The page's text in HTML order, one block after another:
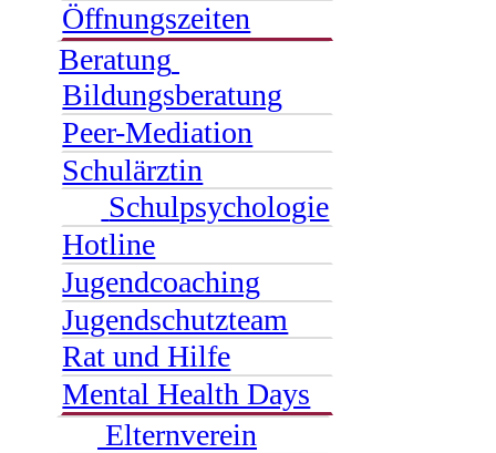
Öffnungszeiten
Beratung
Bildungsberatung
Peer-Mediation
Schulärztin
Schulpsychologie
Hotline
Jugendcoaching
Jugendschutzteam
Rat und Hilfe
Mental Health Days
Elternverein